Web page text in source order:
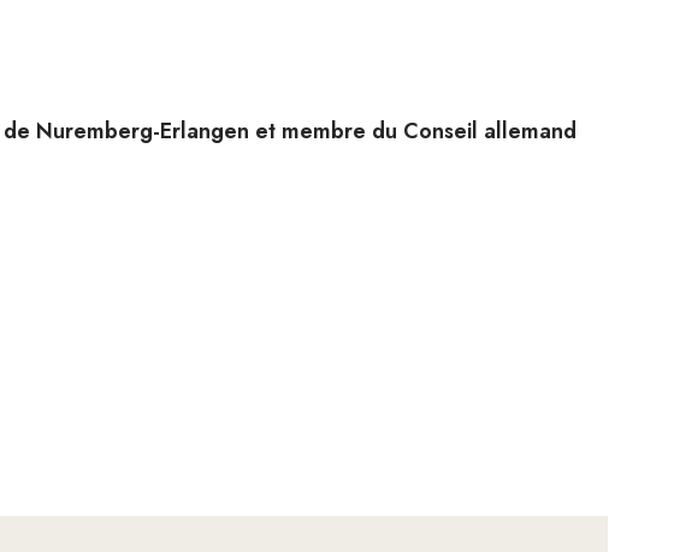
Nuremberg-Erlangen et membre du Conseil allemand